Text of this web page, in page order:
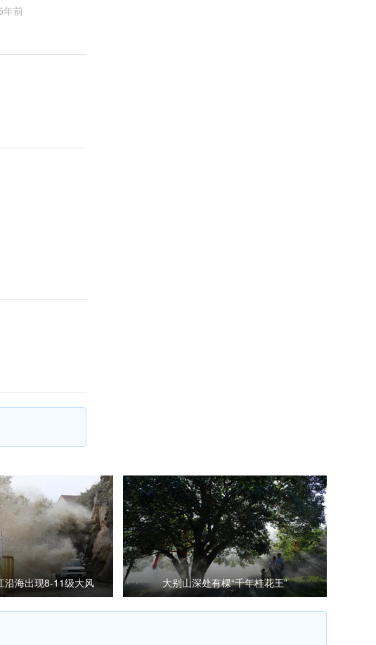
年前
沿海出现8-11级大风 大别山深处有棵“千年桂花王”